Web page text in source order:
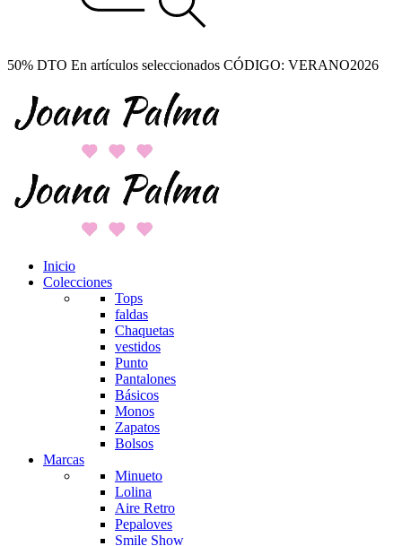
50% DTO En artículos seleccionados CÓDIGO: VERANO2026
Inicio
Colecciones
Tops
faldas
Chaquetas
vestidos
Punto
Pantalones
Básicos
Monos
Zapatos
Bolsos
Marcas
Minueto
Lolina
Aire Retro
Pepaloves
Smile Show